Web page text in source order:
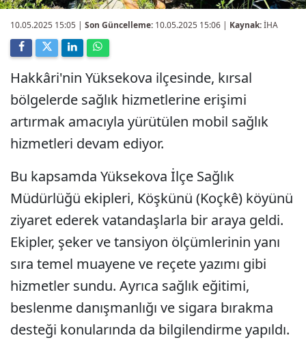
10.05.2025 15:05 | Son Güncelleme: 10.05.2025 15:06 | Kaynak:İHA
Hakkâri'nin Yüksekova ilçesinde, kırsal
bölgelerde sağlık hizmetlerine erişimi
artırmak amacıyla yürütülen mobil sağlık
hizmetleri devam ediyor.
Bu kapsamda Yüksekova İlçe Sağlık
Müdürlüğü ekipleri, Köşkünü (Koçkê) köyünü
ziyaret ederek vatandaşlarla bir araya geldi.
Ekipler, şeker ve tansiyon ölçümlerinin yanı
sıra temel muayene ve reçete yazımı gibi
hizmetler sundu. Ayrıca sağlık eğitimi,
beslenme danışmanlığı ve sigara bırakma
desteği konularında da bilgilendirme yapıldı.